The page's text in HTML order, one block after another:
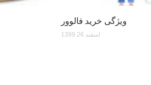
ویژگی خرید فالوور
1399 اسفند 26